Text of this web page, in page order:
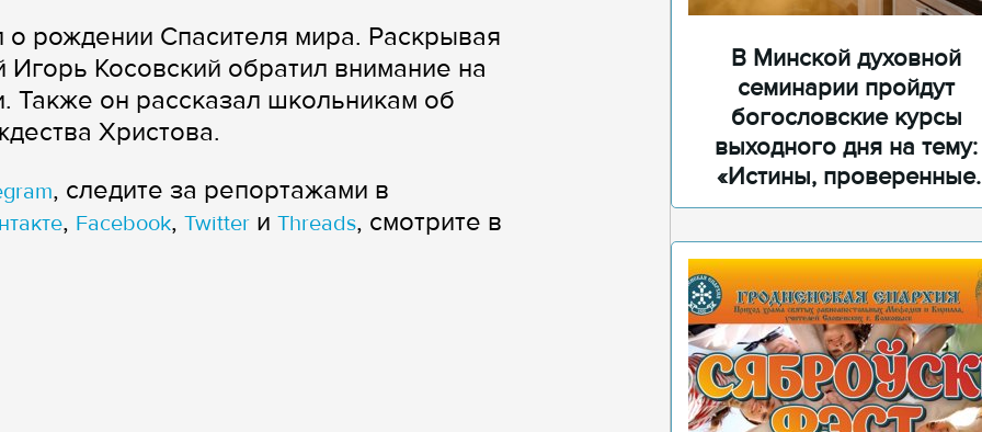
рождении Спасителя мира. Раскрывая
Косовский обратил внимание на
Также он рассказал школьникам об
Христова.
, следите за репортажами в
, Facebook, Twitter и Threads, смотрите в
В Минской духовной
семинарии пройдут
богословские курсы
выходного дня на тему:
«Истины, проверенные
временем»